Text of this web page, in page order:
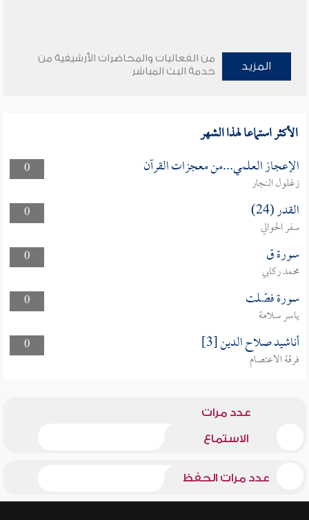
المزيد
من الفعاليات والمحاضرات الأرشيفية من
خدمة البث المباشر
الأكثر استماعا لهذا الشهر
0 الإعجاز العلمي...من معجزات القرآن
زغلول النجار
0
القدر (24)
سفر الحوالي
0
سورة ق
محمد ركابي
0
سورة فصّلت
ياسر سلامة
0
أناشيد صلاح الدين [3]
فرقة الاعتصام
عدد مرات
الاستماع
عدد مرات الحفظ